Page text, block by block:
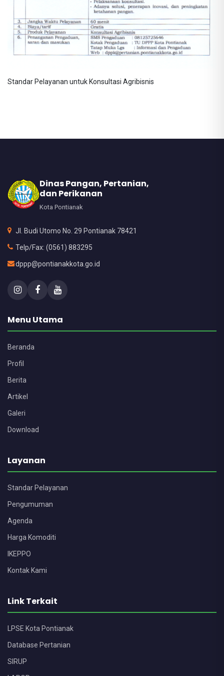
Standar Pelayanan untuk Konsultasi Agribisnis
Dinas Pangan, Pertanian,
dan Perikanan
Kota Pontianak
Jl. Budi Utomo No. 29 Pontianak 78421
Telp/Fax: (0561) 883295
dppp@pontianakkota.go.id
Menu Utama
Beranda
Profil
Berita
Artikel
Galeri
Download
Layanan
Standar Pelayanan
Pengumuman
Agenda
Harga Komoditi
IKEPPO
Kontak Kami
Link Terkait
LPSE Kota Pontianak
Database Pertanian
SIRUP